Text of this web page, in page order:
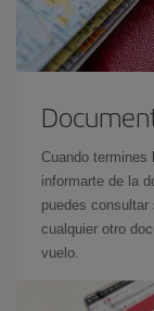
Cuando termines
informarte de la
puedes
cualquier otro
vuelo.